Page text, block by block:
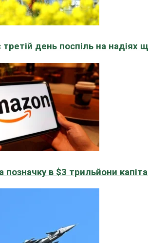
день поспіль на надіях
в $3 трильйони